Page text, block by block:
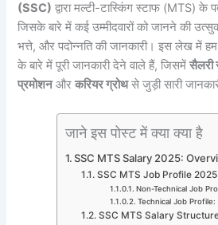
(SSC) द्वारा मल्टी-टास्किंग स्टाफ (MTS) के
जिसके बारे में कई उम्मीदवारों को जानने की
भत्ते, और पदोन्नति की जानकारी। इस लेख में
के बारे में पूरी जानकारी देने वाले हैं, जिसमेंसैलरी
प्रमोशनऔरकरियर ग्रोथसे जुड़ी सारी
जाने इस पोस्ट में क्या क्या है
SSC MTS Salary 2025:
SSC MTS Job Profile
Non-Technical Job
Technical Job Profile:
SSC MTS Salary